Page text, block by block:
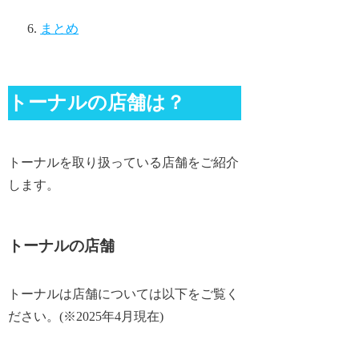
まとめ
トーナルの店舗は？
トーナルを取り扱っている店舗をご紹介
します。
トーナルの店舗
トーナルは店舗については以下をご覧く
ださい。(※2025年4月現在)